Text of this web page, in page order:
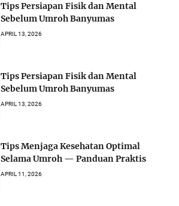
Tips Persiapan Fisik dan Mental
Sebelum Umroh Banyumas
APRIL 13, 2026
Tips Persiapan Fisik dan Mental
Sebelum Umroh Banyumas
APRIL 13, 2026
Tips Menjaga Kesehatan Optimal
Selama Umroh — Panduan Praktis
APRIL 11, 2026